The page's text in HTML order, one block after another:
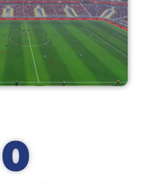
0